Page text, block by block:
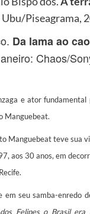
Ubu/Piseagrama,
Da lama ao
Chaos/
e ator fundamental
Manguebeat.
Manguebeat teve sua
aos 30 anos, em
em seu samba-enredo
Felipes o Brasil era